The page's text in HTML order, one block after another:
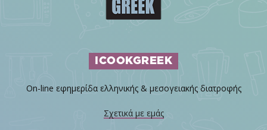
ICOOKGREEK
On-line εφημερίδα ελληνικής & μεσογειακής διατροφής
Σχετικά με εμάς